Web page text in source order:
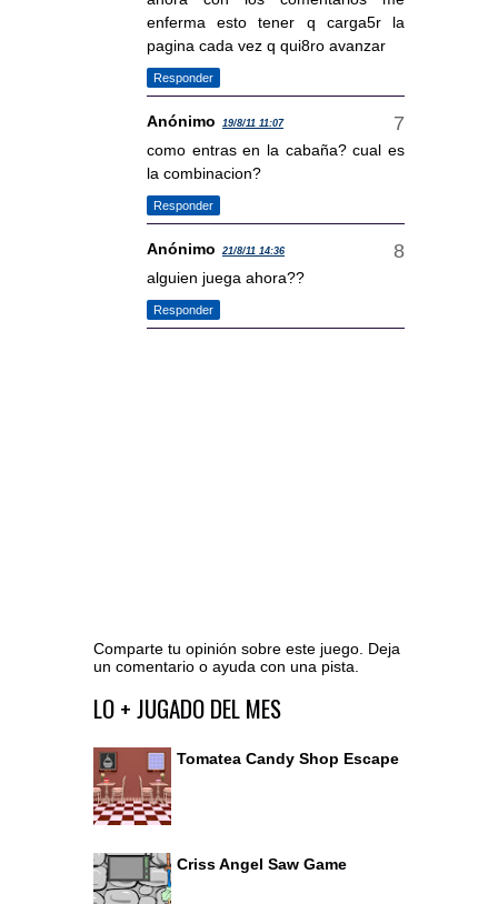
enferma esto tener q carga5r la
pagina cada vez q qui8ro avanzar
Responder
Anónimo 19/8/11 11:07
como entras en la cabaña? cual es
la combinacion?
Responder
Anónimo 21/8/11 14:36
alguien juega ahora??
Responder
Comparte tu opinión sobre este juego. Deja
un comentario o ayuda con una pista.
Ir al editor de comentarios
LO + JUGADO DEL MES
Tomatea Candy Shop Escape
Criss Angel Saw Game